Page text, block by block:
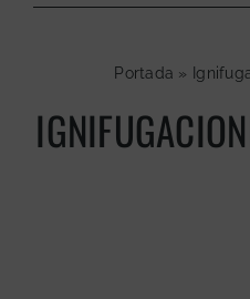
Proyectos
Nosotros
Portada »